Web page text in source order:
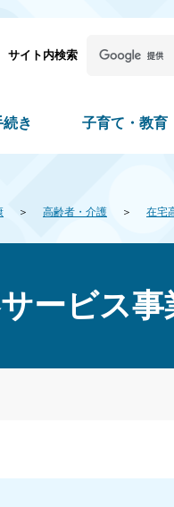
サイト内検索
続き 子育て・教育
高齢者・介護 在宅
ービス事